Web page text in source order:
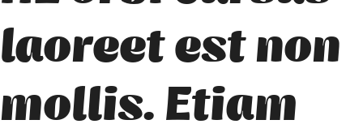
laoreet est non
mollis. Etiam